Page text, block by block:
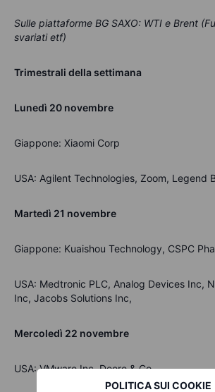
POLITICA SUI COOKIE
Sulle piattaforme BG SAXO: WTI e Brent
svariati etf)
Trimestrali della settimana
Lunedì 20 novembre
Giappone: Xiaomi Corp
USA: Agilent Technologies, Zoom, Legend
Martedì 21 novembre
Giappone: Kuaishou Technology, CSPC
USA: Medtronic PLC, Analog Devices Inc,
Inc, Jacobs Solutions Inc,
Mercoledì 22 novembre
USA: VMware Inc, Deere & Co